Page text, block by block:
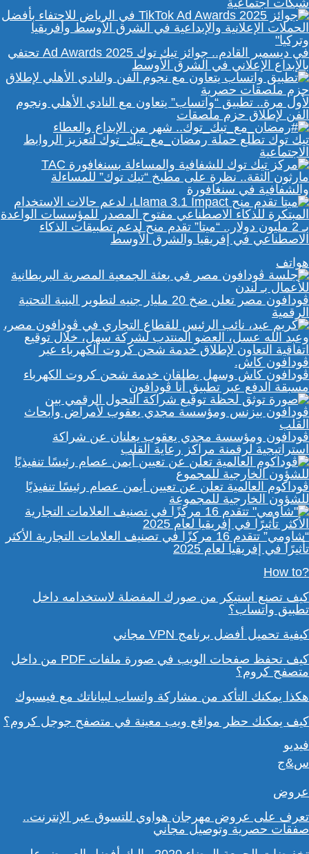
شبكات اجتماعية
في ديسمبر القادم.. جوائز تيك توك Ad Awards 2025 تحتفي
بالإبداع الإعلاني في الشرق الأوسط
لأول مرة.. تطبيق “واتساب” يتعاون مع النادي الأهلي ونجوم
الفن لإطلاق حزم ملصقات
تيك توك تطلع حملة رمضان_مع_تيك_توك لتعزيز الروابط
الاجتماعية
مارثون الثقة.. نظرة على مطبخ “تيك توك” للمساءلة
والشفافية في سنغافورة
بـ 2 مليون دولار.. “ميتا” تقدم منح لدعم تطبيقات الذكاء
الاصطناعي في إفريقيا والشرق الأوسط
هواتف
ڤودافون مصر تعلن ضخ 20 مليار جنيه لتطوير البنية التحتية
الرقمية
ڤودافون كاش وسهل يطلقان خدمة شحن كروت الكهرباء
مسبقة الدفع عبر تطبيق أنا ڤودافون
ڤودافون ومؤسسة مجدي يعقوب يعلنان عن شراكة
استراتيجية لرقمنة مراكز رعاية القلب
ڤوداكوم العالمية تعلن عن تعيين أيمن عصام رئيسًا تنفيذيًا
للشؤون الخارجية للمجموعة
“شاومي” تتقدم 16 مركزًا في تصنيف العلامات التجارية الأكثر
تأثيرًا في إفريقيا لعام 2025
?How to
كيف تصنع استيكر من صورك المفضلة لاستخدامه داخل
تطبيق واتساب؟
كيفية تحميل أفضل برنامج VPN مجاني
كيف تحفظ صفحات الويب في صورة ملفات PDF من داخل
متصفح كروم؟
هكذا يمكنك التأكد من مشاركة واتساب لبياناتك مع فيسبوك
كيف يمكنك حظر مواقع ويب معينة في متصفح جوجل كروم؟
فيديو
س&ج
عروض
تعرف على عروض مهرجان هواوي للتسوق عبر الإنترنت..
صفقات حصرية وتوصيل مجاني